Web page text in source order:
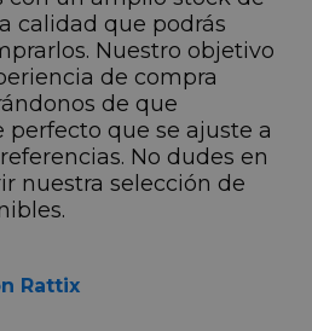
calidad que podrás
Nuestro objetivo
de compra
de que
perfecto que se ajuste a
No dudes en
nuestra selección de
Rattix